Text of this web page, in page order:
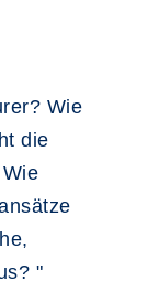
Wie
die
"